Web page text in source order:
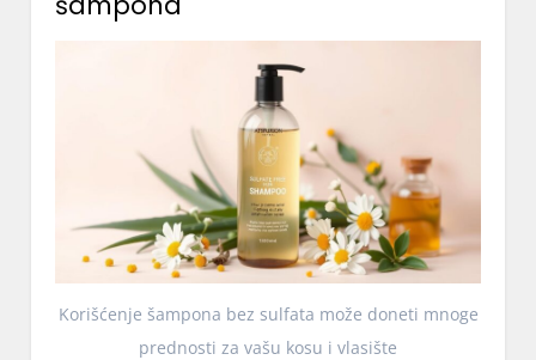
Korišćenje šampona bez sulfata može doneti mnoge
prednosti za vašu kosu i vlasište